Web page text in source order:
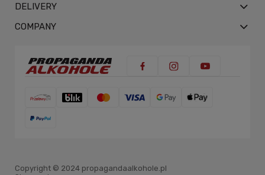
DELIVERY
COMPANY
Copyright © 2024 propagandaalkohole.pl